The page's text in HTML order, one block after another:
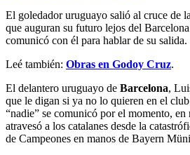
El goledador uruguayo salió al cruce de
que auguran su futuro lejos del
comunicó con él para hablar de su salida.
Leé también: Obras en Godoy Cruz.
El delantero uruguayo de Barcelona,
que le digan si ya no lo quieren en el
“nadie” se comunicó por el momento,
atravesó a los catalanes desde la
de Campeones en manos de Bayern